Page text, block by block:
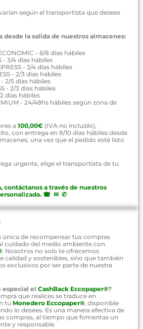
según el transportista que desees
la salida de nuestros almacenes:
- 6/8 días hábiles
- 3/4 días hábiles
- 3/4 días hábiles
- 2/3 días hábiles
2/5 días hábiles
- 2/3 días hábiles
días hábiles
- 24/48hs hábiles según zona de
a 100,00€ (IVA no incluído),
con entrega en 8/10 días hábiles desde
una vez que el pedido esté listo
urgente, elige el transportista de tu
contáctanos a través de nuestros
. ☎ ✉ ✆
única de recompensar tus compras
cuidado del medio ambiente con
. Nosotros no solo te ofrecemos
calidad y sostenibles, sino que también
exclusivos por ser parte de nuestra
especial el CashBack Eccopaper®?
que realices se traduce en
tu Monedero Eccopaper®, disponible
lo desees. Es una manera efectiva de
al tiempo que fomentas un
y responsable.